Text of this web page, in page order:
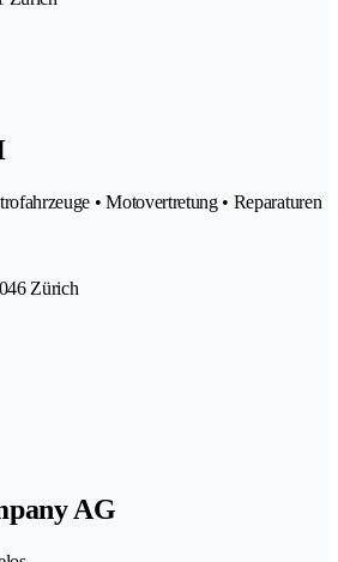
• Motovertretung • Reparaturen
Zürich
AG